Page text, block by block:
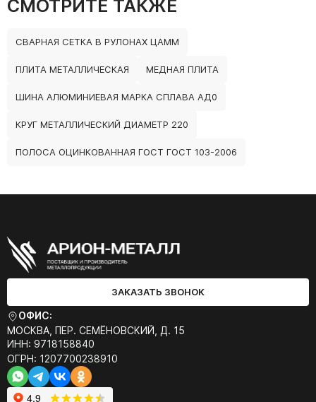
СМОТРИТЕ ТАКЖЕ
СВАРНАЯ СЕТКА В РУЛОНАХ ЦАММ
ПЛИТА МЕТАЛЛИЧЕСКАЯ МЕДНАЯ ПЛИТА
ШИНА АЛЮМИНИЕВАЯ МАРКА СПЛАВА АД0
КРУГ МЕТАЛЛИЧЕСКИЙ ДИАМЕТР 220
ПОЛОСА ОЦИНКОВАННАЯ ГОСТ ГОСТ 103-2006
ЗАКАЗАТЬ ЗВОНОК
ОФИС:
МОСКВА, ПЕР. СЕМЁНОВСКИЙ, Д. 15
ИНН: 9718158840
ОГРН: 1207700238910